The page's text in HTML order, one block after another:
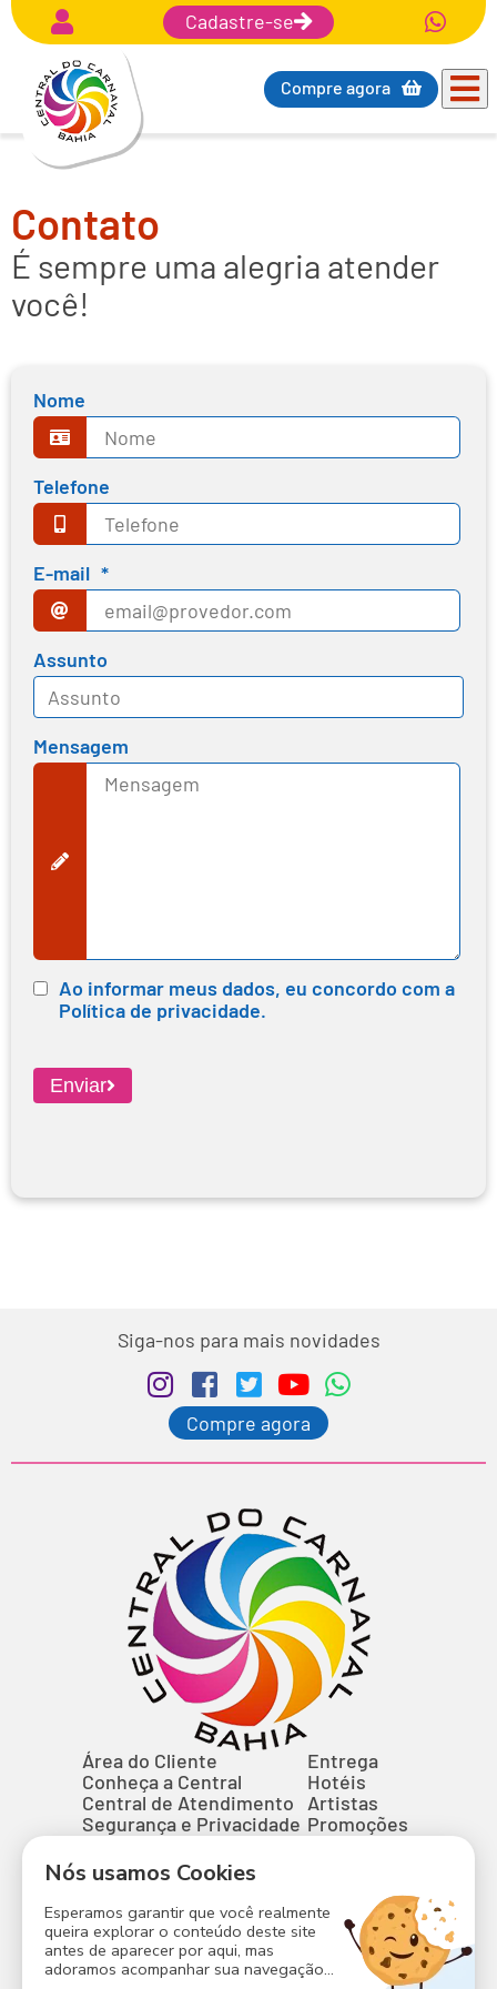
Cadastre-se
Compre agora
Contato
É sempre uma alegria atender
você!
Nome
E-mail
Nome
Telefone
E-mail *
Assunto
Mensagem
Ao informar meus dados, eu concordo com a
Política de privacidade.
Enviar
Siga-nos para mais novidades
Compre agora
Área do Cliente
Conheça a Central
Central de Atendimento
Segurança e Privacidade
Perguntas Frequentes
Contato
Blocos
Camarotes
Entrega
Hotéis
Artistas
Promoções
Formas de Pagamento
Nós usamos Cookies
Esperamos garantir que você realmente
queira explorar o conteúdo deste site
antes de aparecer por aqui, mas
adoramos acompanhar sua navegação...